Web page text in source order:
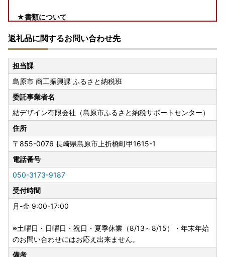
★書類について
りいたします。寄附金受領証明書は、返礼品とは別で、入金
確認後２週間程でお送りいたします。
・ワンストップ特例申請書類が必要な場合は、書類一式をお
送りいたしますので、サポートセンターまでご連絡くださ
い。
※SDGs（持続可能な開発目標）の観点から紙資源の削減に
対する取り組みでございますことを、ご理解いただけますと
幸いです。
★返礼品について
・お受け取り日指定はできません。
・長期ご不在でお受取不可の期間がございましたら、必ず備
考欄に「不在:○○」とご記入ください。
・返礼品送付先ご住所の誤り等のお申込内容不備や、受取人
様のご都合により返礼品がお届けできない場合、再送はいた
しません。また寄附金の返金もいたしかねます。
合があります。また転送する場合は転送料金(受取人着払い)
が発生しますので、ご了承ください。
・「のし」可の返礼品を除き、のしの対応はいたしかねま
返礼品に関するお問い合わせ先
担当課
島原市 商工振興課 ふるさと納税班
委託事業者名
結デザイン有限会社（島原市ふるさと納税サポートセンター）
住所
〒855-0076 長崎県島原市上折橋町甲1615-1
電話番号
050-3173-9187
受付時間
月-金 9:00-17:00
※土曜日・日曜日・祝日・夏季休業（8/13～8/15）・年末年始
のお問い合わせにはお応え出来ません。
備考